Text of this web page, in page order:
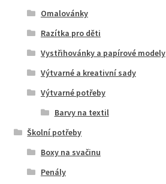
Omalovánky
Razítka pro děti
Vystřihovánky a papírové modely
Výtvarné a kreativní sady
Výtvarné potřeby
Barvy na textil
Školní potřeby
Boxy na svačinu
Penály